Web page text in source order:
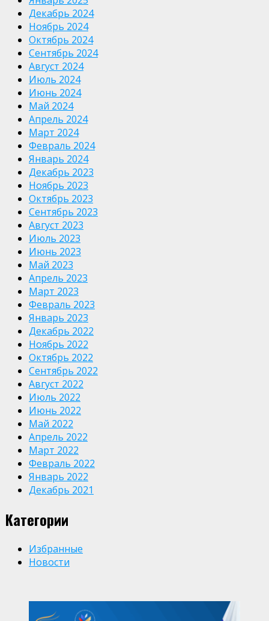
Декабрь 2024
Ноябрь 2024
Октябрь 2024
Сентябрь 2024
Август 2024
Июль 2024
Июнь 2024
Май 2024
Апрель 2024
Март 2024
Февраль 2024
Январь 2024
Декабрь 2023
Ноябрь 2023
Октябрь 2023
Сентябрь 2023
Август 2023
Июль 2023
Июнь 2023
Май 2023
Апрель 2023
Март 2023
Февраль 2023
Январь 2023
Декабрь 2022
Ноябрь 2022
Октябрь 2022
Сентябрь 2022
Август 2022
Июль 2022
Июнь 2022
Май 2022
Апрель 2022
Март 2022
Февраль 2022
Январь 2022
Декабрь 2021
Категории
Избранные
Новости